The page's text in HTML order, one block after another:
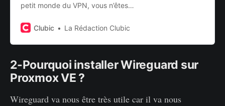
petit monde du VPN, vous n’êtes
WireGuard. Il est en effet le dernier
amateurs de tunnels chiffrés. Mais
pourquoi une telle popularité ?
Comment expliquer que tous les
éditeurs adoptent ce petit
Clubic La Rédaction Clubic
2-Pourquoi installer Wireguard sur
Proxmox VE ?
Wireguard va nous être très utile car il va nous